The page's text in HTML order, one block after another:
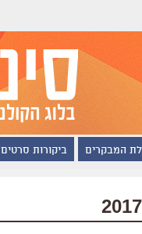
המבקרים ביקורות סרטים